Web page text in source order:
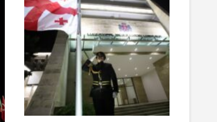
o
n